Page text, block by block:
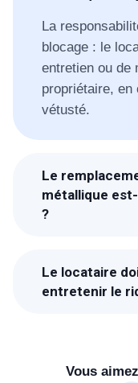
La
blocage : le
entretien ou de
propriétaire, en
vétusté.
Le
métallique
?
technique, la
propriétaire.
Le locataire
entretenir le
engager sa
Vous